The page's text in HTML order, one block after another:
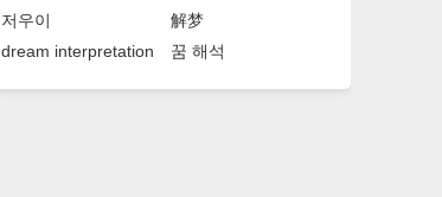
저우이
解梦
dream interpretation
꿈 해석